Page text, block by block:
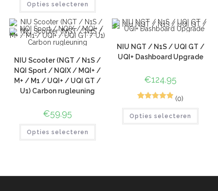
5.00op 5
opklant
waarderinge
Opties selecteren
NIU Scooter (NGT / N1S /
NQI Sport / NQIX / MQI+ /
M+ / M1 / UQI+ / UQI GT /
U1) Carbon rugleuning
€59.95
Opties selecteren
NIU NGT / N1S / UQI GT /
UQI+ Dashboard Upgrade
€124.95
5.00op 5
(0)
Opties selecteren